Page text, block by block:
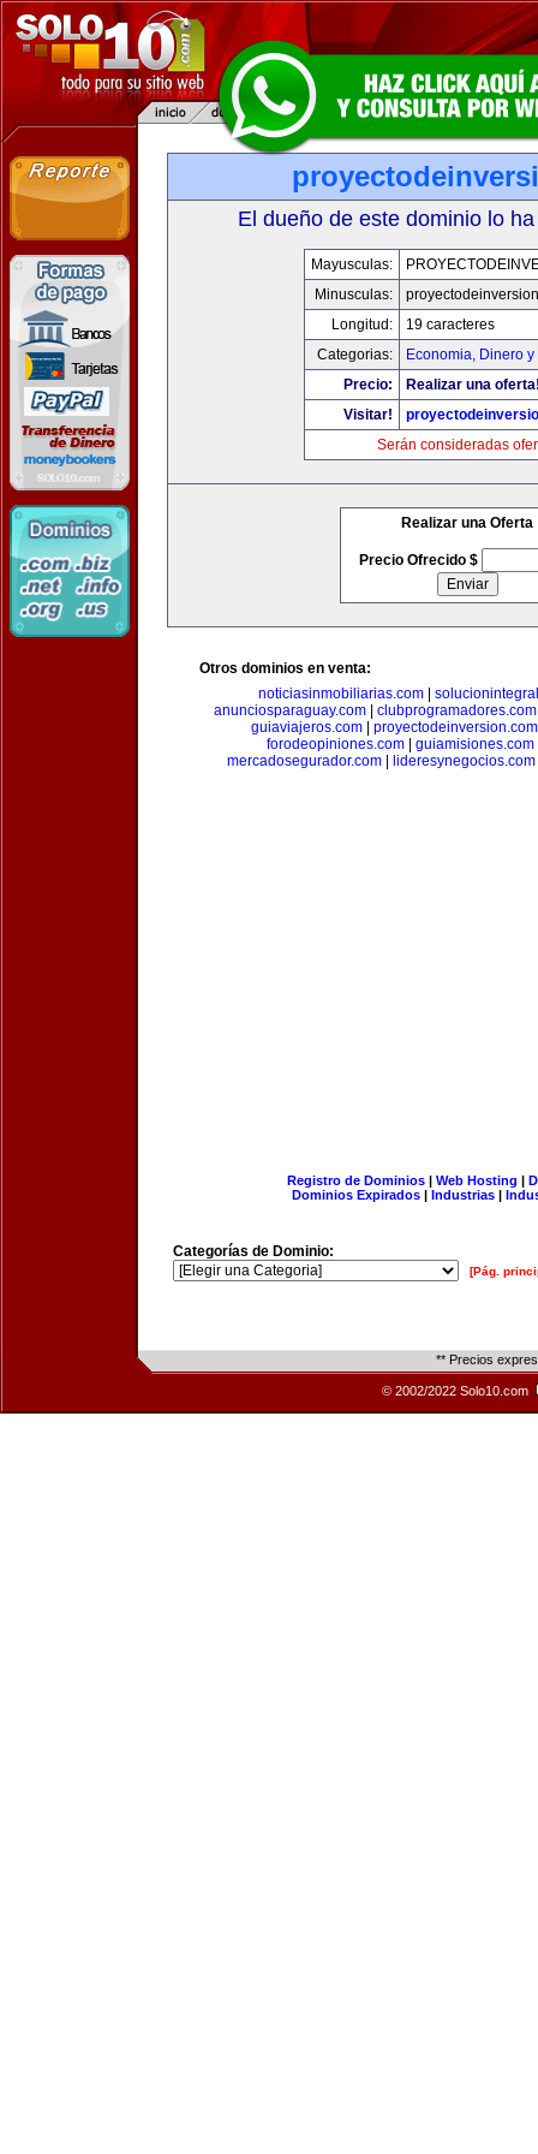
El dueño de este dominio lo
Mayusculas:
Minusculas:
Longitud:
19 caracteres
Categorias:
Economia, Dinero
Precio:
Realizar una
Visitar!
Serán consideradas
Realizar una Oferta
Precio Ofrecido $
Otros dominios en venta:
noticiasinmobiliarias.com
anunciosparaguay.com
clubprogramadores.com
guiaviajeros.com| proyectodeinversion.com
forodeopiniones.com
guiamisiones.com
mercadosegurador.com
lideresynegocios.com
Registro de Dominios| Web Hosting |
Dominios Expirados | Industrias |
Categorías de Dominio:
[Pág.
** Precios
© 2002/2022 Solo10.com